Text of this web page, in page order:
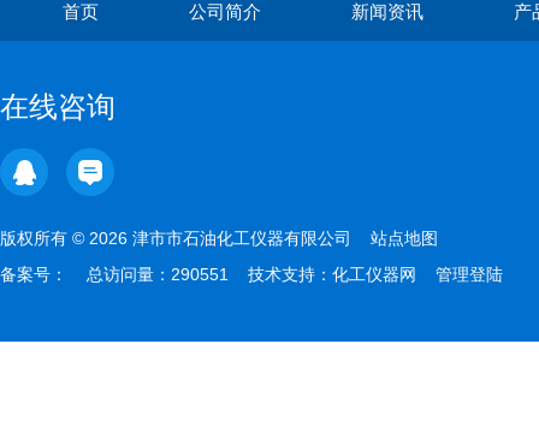
首页 公司简介 新闻资讯 产
在线咨询
版权所有 © 2026 津市市石油化工仪器有限公司 站点地图
备案号：
总访问量：290551 技术支持： 化工仪器网 管理登陆